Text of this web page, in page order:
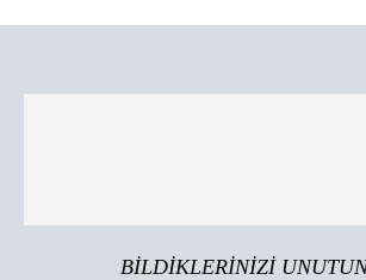
BİLDİKLERİNİZİ